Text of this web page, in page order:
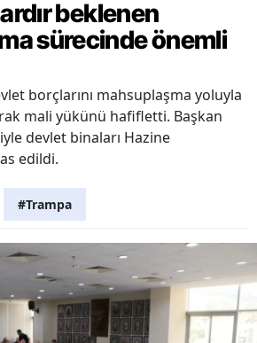
beklenen
sürecinde önemli
borçlarını mahsuplaşma yoluyla
mali yükünü hafifletti. Başkan
devlet binaları Hazine
edildi.
#Trampa